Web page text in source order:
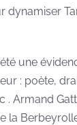
une
: poète,
Armand
la